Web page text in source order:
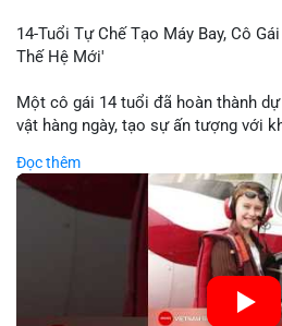
14-Tuổi Tự Chế Tạo Máy Bay, Cô
Thế Hệ Mới'
Một cô gái 14 tuổi đã hoàn thành
vật hàng ngày, tạo sự ấn tượng với
trình cô girl thiết kế, sản xuất và thử
nhiều người so sánh với trí tuệ của
không chỉ thể hiện khả năng học
hiện tiềm năng của thế hệ trẻ trong
chưa liên quan trực tiếp đến tài
triển của công nghệ mới thường
dụng trong các lĩnh vực số hóa.
Đọc thêm